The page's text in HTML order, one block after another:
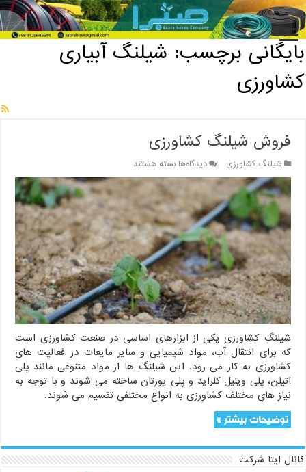
خانه / بایگانی برچسب: شیلنگ آبیاری کشاورزی
بایگانی برچسب: شیلنگ آبیاری
کشاورزی
فروش شیلنگ کشاورزی
شیلنگ کشاورزی دیدگاه‌هابرای
فروش
شیلنگ
کشاورزی
بسته هستند
شیلنگ کشاورزی یکی از ابزارهای اساسی در صنعت کشاورزی است
که برای انتقال آب، مواد شیمیایی و سایر مایعات در فعالیت های
کشاورزی به کار می رود. این شیلنگ ها از مواد متنوعی مانند پلی
اتیلن، پلی وینیل کلراید و پلی یورتان ساخته می شوند و با توجه به
نیاز های مختلف کشاورزی به انواع مختلفی تقسیم می شوند.
توضیحات بیشتر »
کانال ایتا شرکت